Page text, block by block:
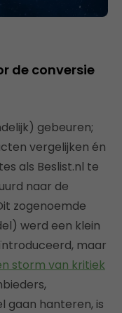
de conversie
gebeuren;
vergelijken én
als Beslist.nl te
naar de
zogenoemde
werd een klein
maar
storm van kritiek
gaan hanteren, is